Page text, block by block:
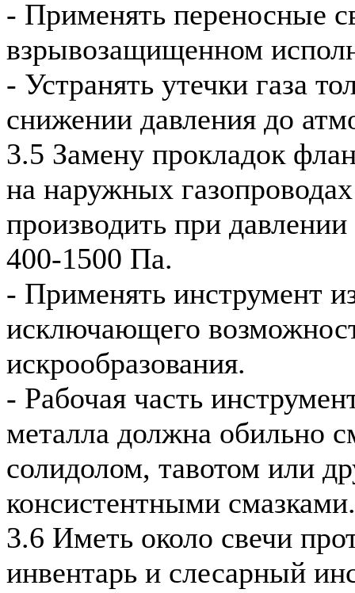
- Применять переносные
взрывозащищенном
- Устранять утечки газа
снижении давления до
3.5 Замену прокладок
на наружных
производить при давлении
400-1500 Па.
- Применять инструмент
исключающего
искрообразования.
- Рабочая часть
металла должна обильно
солидолом, тавотом или
консистентными смазками.
3.6 Иметь около свечи
инвентарь и слесарный